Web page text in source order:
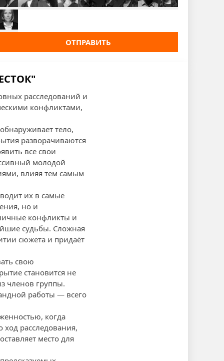
ОТПРАВИТЬ
расследований и
конфликтами,
тело,
разворачиваются
все свои
молодой
влияя тем самым
их в самые
но и
конфликты и
судьбы. Сложная
сюжета и придаёт
свою
становится не
членов группы.
работы — всего
когда
расследования,
место для